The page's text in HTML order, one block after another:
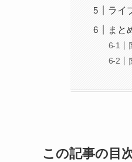
ライ
まと
この記事の目